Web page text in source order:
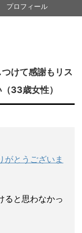
プロフィール
けて感謝もリス
33歳女性）
がとうございま
ると思わなかっ